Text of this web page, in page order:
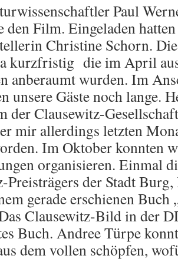
Paul
den Film. Eingeladen
Christine Schorn.
kurzfristig die im April
anberaumt wurden. Im
unsere Gäste noch lange.
der Clausewitz-
mir allerdings letzten
Im Oktober konnten
organisieren. Einmal
Preisträgers der Stadt
gerade erschienen Buch
Clausewitz-Bild in der
Buch. Andree Türpe
dem vollen schöpfen,